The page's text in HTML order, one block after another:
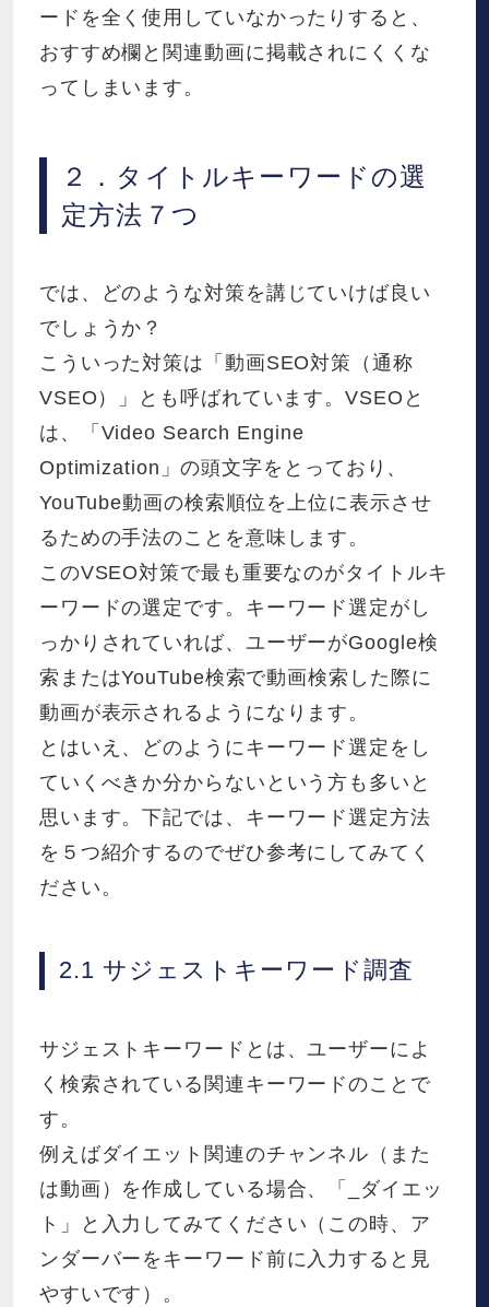
ードを全く使用していなかったりすると、
おすすめ欄と関連動画に掲載されにくくな
ってしまいます。
２．タイトルキーワードの選
定方法７つ
では、どのような対策を講じていけば良い
でしょうか？
こういった対策は「動画SEO対策（通称
VSEO）」とも呼ばれています。VSEOと
は、「Video Search Engine
Optimization」の頭文字をとっており、
YouTube動画の検索順位を上位に表示させ
るための手法のことを意味します。
このVSEO対策で最も重要なのがタイトルキ
ーワードの選定です。キーワード選定がし
っかりされていれば、ユーザーがGoogle検
索またはYouTube検索で動画検索した際に
動画が表示されるようになります。
とはいえ、どのようにキーワード選定をし
ていくべきか分からないという方も多いと
思います。下記では、キーワード選定方法
を５つ紹介するのでぜひ参考にしてみてく
ださい。
2.1 サジェストキーワード調査
サジェストキーワードとは、ユーザーによ
く検索されている関連キーワードのことで
す。
例えばダイエット関連のチャンネル（また
は動画）を作成している場合、「_ダイエッ
ト」と入力してみてください（この時、ア
ンダーバーをキーワード前に入力すると見
やすいです）。